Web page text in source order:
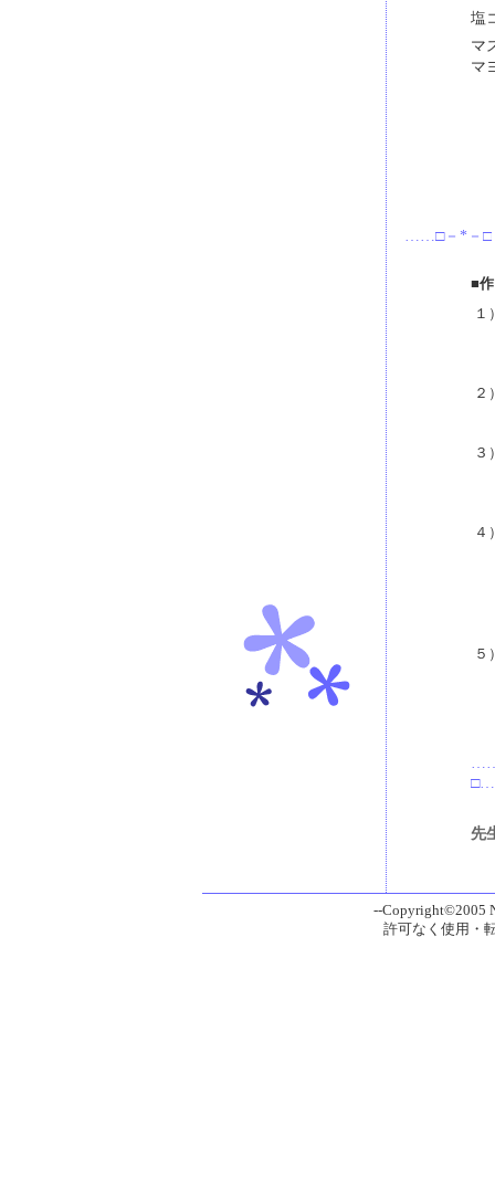
塩
マ
マ
……□－*－□
■
１
２
３
４
５
先
--Copyright©2005
許可なく使用・